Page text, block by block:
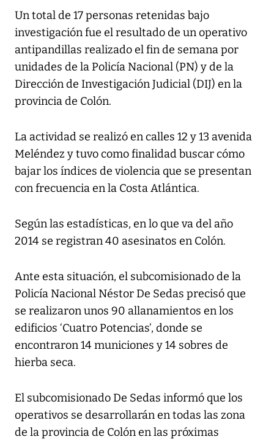
Un total de 17 personas retenidas bajo
investigación fue el resultado de un operativo
antipandillas realizado el fin de semana por
unidades de la Policía Nacional (PN) y de la
Dirección de Investigación Judicial (DIJ) en la
provincia de Colón.
La actividad se realizó en calles 12 y 13 avenida
Meléndez y tuvo como finalidad buscar cómo
bajar los índices de violencia que se presentan
con frecuencia en la Costa Atlántica.
Según las estadísticas, en lo que va del año
2014 se registran 40 asesinatos en Colón.
Ante esta situación, el subcomisionado de la
Policía Nacional Néstor De Sedas precisó que
se realizaron unos 90 allanamientos en los
edificios ‘Cuatro Potencias’, donde se
encontraron 14 municiones y 14 sobres de
hierba seca.
El subcomisionado De Sedas informó que los
operativos se desarrollarán en todas las zona
de la provincia de Colón en las próximas